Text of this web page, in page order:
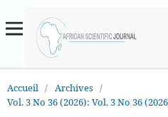
Accueil / Archives /
Vol. 3 No 36 (2026): Vol. 3 No 36